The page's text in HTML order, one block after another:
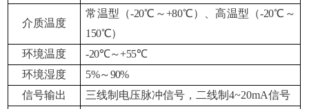
介质温度
常温型（-20℃～+80℃）、高温型（-20℃～
150℃）
环境温度
-20℃～+55℃
环境湿度
5%～90%
信号输出
三线制电压脉冲信号，二线制4~20mA信号